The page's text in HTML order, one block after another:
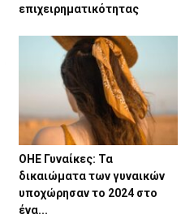
επιχειρηματικότητας
ΟΗΕ Γυναίκες: Τα
δικαιώματα των γυναικών
υποχώρησαν το 2024 στο
ένα...